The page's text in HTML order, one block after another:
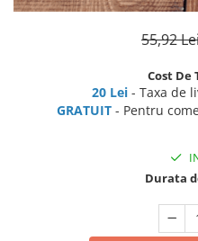
55,92
Cost De
20 Lei - Taxa de
GRATUIT - Pentru
Durata